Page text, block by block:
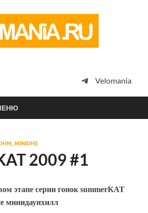
просто
Velomania
MINIDHI)
2009 #1
этапе серии гонок summerKAT
минидаунхилл